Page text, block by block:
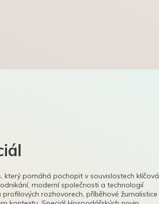
který pomáhá pochopit v souvislostech klíčová
moderní společnosti a technologií
profilových rozhovorech, příběhové žurnalistice